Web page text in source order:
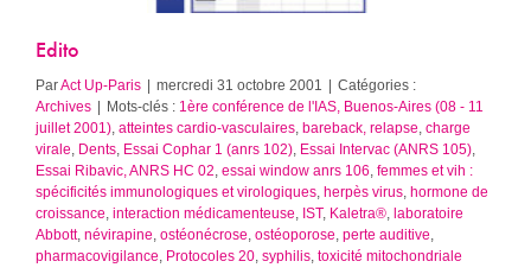
Edito
ParAct Up-Paris | mercredi 31 octobre 2001 | Catégories :
Archives | Mots-clés : 1ère conférence de l'IAS, Buenos-Aires (08 - 11
juillet 2001) atteintes cardio-vasculaires bareback, relapse charge
virale Dents Essai Cophar 1 (anrs 102) Essai Intervac (ANRS 105)
Essai Ribavic, ANRS HC 02 essai window anrs 106 femmes et vih :
spécificités immunologiques et virologiques herpès virus hormone de
croissance interaction médicamenteuse IST, Kaletra® laboratoire
Abbott, névirapine ostéonécrose ostéoporose perte auditive
pharmacovigilance Protocoles 20 syphilis toxicité mitochondriale